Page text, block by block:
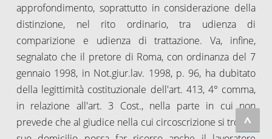
approfondimento, soprattutto in considerazione della
distinzione, nel rito ordinario, tra udienza di
comparizione e udienza di trattazione. Va, infine,
segnalato che il pretore di Roma, con ordinanza del 7
gennaio 1998, in Not.giur.lav. 1998, p. 96, ha dubitato
della legittimità costituzionale dell'art. 413, 4° comma,
in relazione all'art. 3 Cost., nella parte in cui non
prevede che al giudice nella cui circoscrizione si trova il
^